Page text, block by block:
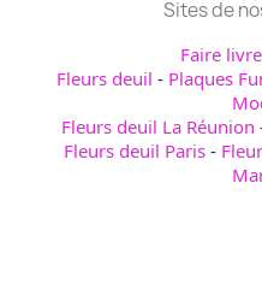
Sites de
Faire
Fleurs deuil - Plaques
Fleurs deuil La Réunion
Fleurs deuil Paris -